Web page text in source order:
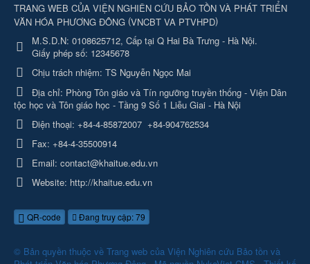
TRANG WEB CỦA VIỆN NGHIÊN CỨU BẢO TỒN VÀ PHÁT TRIỂN
VĂN HÓA PHƯƠNG ĐÔNG (VNCBT VA PTVHPD)
M.S.D.N: 0108625712, Cấp tại Q Hai Bà Trưng - Hà Nội.
Giấy phép số: 12345678
Chịu trách nhiệm: TS Nguyễn Ngọc Mai
Địa chỉ: Phòng Tôn giáo và Tín ngưỡng truyền thống - Viện Dân
tộc học và Tôn giáo học - Tầng 9 Số 1 Liễu Giai - Hà Nội
Điện thoại: +84-4-85872007 +84-904762534
Fax: +84-4-35500914
Email: contact@khaitue.edu.vn
Website: http://khaitue.edu.vn
QR-code Đang truy cập: 79
© Bản quyền thuộc về Trang web của Viện Nghiên cứu Bảo tồn và